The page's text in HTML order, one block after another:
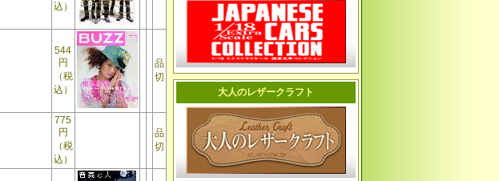
込）
544
円
（税
込）
品
切
775
円
（税
込）
品
切
大人のレザークラフト